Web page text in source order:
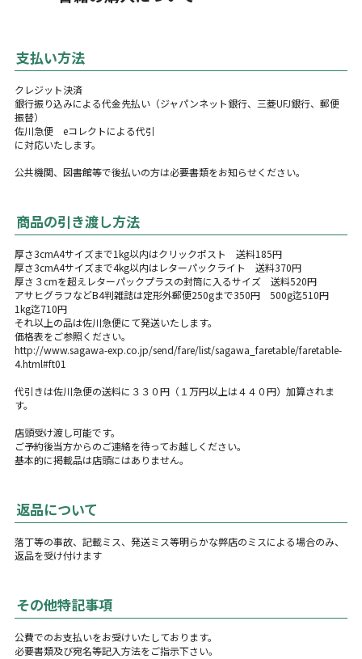
支払い方法
クレジット決済
銀行振り込みによる代金先払い（ジャパンネット銀行、三菱UFJ銀行、郵便
振替）
佐川急便 eコレクトによる代引
に対応いたします。
公共機関、図書館等で後払いの方は必要書類をお知らせください。
商品の引き渡し方法
厚さ3cmA4サイズまで1kg以内はクリックポスト 送料185円
厚さ3cmA4サイズまで4kg以内はレターパックライト 送料370円
厚さ３cmを超えレターパックプラスの封筒に入るサイズ 送料520円
アサヒグラフなどB4判雑誌は定形外郵便250gまで350円 500g迄510円
1kg迄710円
それ以上の品は佐川急便にて発送いたします。
価格表をご参照ください。
http://www.sagawa-exp.co.jp/send/fare/list/sagawa_faretable/faretable-
4.html#ft01
代引きは佐川急便の送料に３３０円（１万円以上は４４０円）加算されま
す。
店頭受け渡し可能です。
ご予約後当方からのご連絡を待ってお越しください。
基本的に掲載品は店頭にはありません。
返品について
落丁等の事故、記載ミス、発送ミス等明らかな弊店のミスによる場合のみ、
返品を受け付けます
その他特記事項
公費でのお支払いをお受けいたしております。
必要書類及び宛名等記入方法をご指示下さい。